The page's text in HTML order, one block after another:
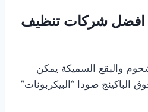
افضل شركات تنظيف
والبقع السميكة يمكن
صودا “البيكربونات”